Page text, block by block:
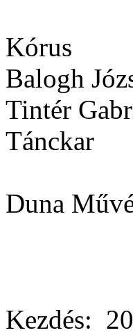
Kórus
Balogh
Tintér
Tánckar
Duna
Kezdés: